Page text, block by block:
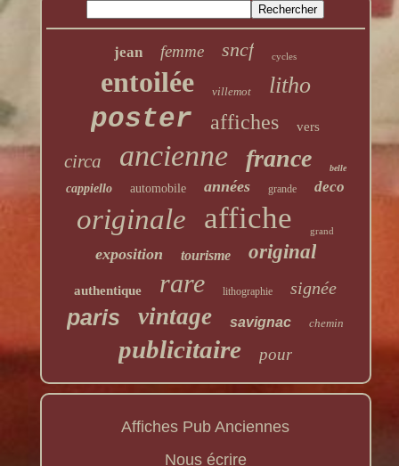
jean femme sncf cycles
entoilée villemot litho
poster affiches vers
circa ancienne france belle
cappiello automobile années grande deco
originale affiche grand
exposition tourisme original
authentique rare lithographie signée
paris vintage savignac chemin
publicitaire pour
Affiches Pub Anciennes
Nous écrire